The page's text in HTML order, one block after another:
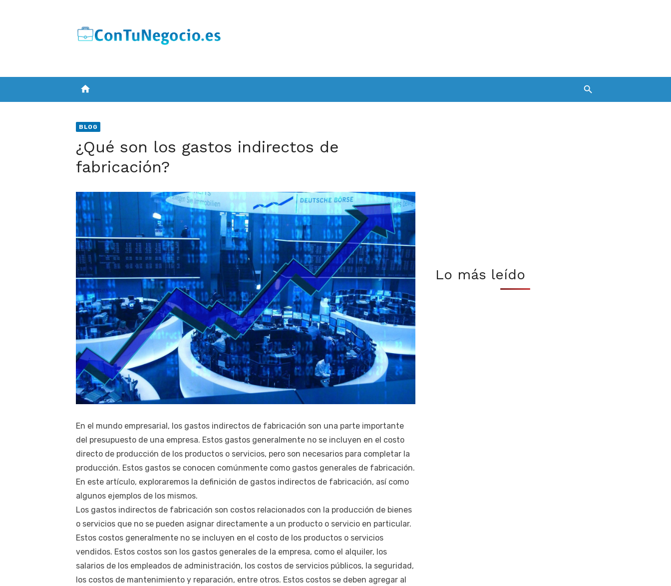
home
BLOG
¿Qué son los gastos indirectos de
fabricación?
En el mundo empresarial, los gastos indirectos de fabricación son una parte importante
del presupuesto de una empresa. Estos gastos generalmente no se incluyen en el costo
directo de producción de los productos o servicios, pero son necesarios para completar la
producción. Estos gastos se conocen comúnmente como gastos generales de fabricación.
En este artículo, exploraremos la definición de gastos indirectos de fabricación, así como
algunos ejemplos de los mismos.
Los gastos indirectos de fabricación son costos relacionados con la producción de bienes
o servicios que no se pueden asignar directamente a un producto o servicio en particular.
Estos costos generalmente no se incluyen en el costo de los productos o servicios
vendidos. Estos costos son los gastos generales de la empresa, como el alquiler, los
salarios de los empleados de administración, los costos de servicios públicos, la seguridad,
los costos de mantenimiento y reparación, entre otros. Estos costos se deben agregar al
Lo más leído